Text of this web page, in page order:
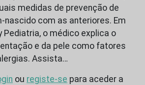
medidas de prevenção de
nascido com as anteriores. Em
Pediatria, o médico explica o
e da pele como fatores
Assista…
ou registe-se para aceder a